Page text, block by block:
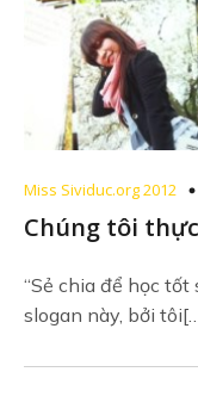
Miss Sividuc.org 2012
Chúng tôi
“Sẻ chia để học tốt
slogan này, bởi